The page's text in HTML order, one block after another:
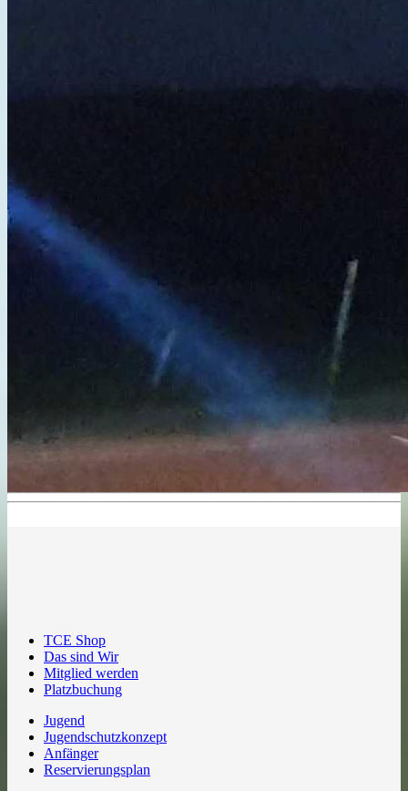
TCE Shop
Das sind Wir
Mitglied werden
Platzbuchung
Jugend
Jugendschutzkonzept
Anfänger
Reservierungsplan